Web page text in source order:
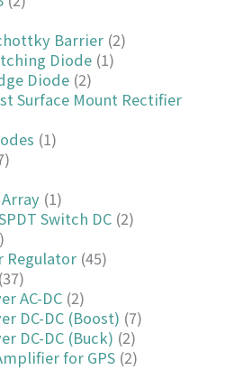
Barrier (2)
Diode (1)
Diode (2)
Surface Mount Rectifier
(1)
Array (1)
Switch DC (2)
Regulator (45)
(37)
AC-DC (2)
DC-DC (Boost) (7)
DC-DC (Buck) (2)
for GPS (2)